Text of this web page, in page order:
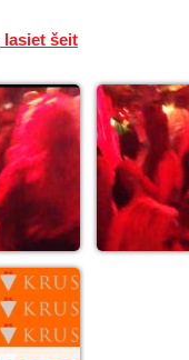
lasiet šeit